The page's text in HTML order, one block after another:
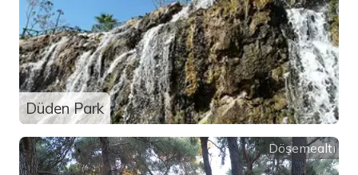
Düden Park
Döşemealtı